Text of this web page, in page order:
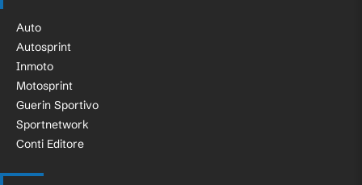
Auto
Autosprint
Inmoto
Motosprint
Guerin Sportivo
Sportnetwork
Conti Editore